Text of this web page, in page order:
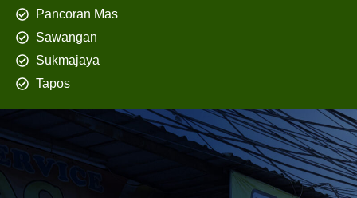
Pancoran Mas
Sawangan
Sukmajaya
Tapos